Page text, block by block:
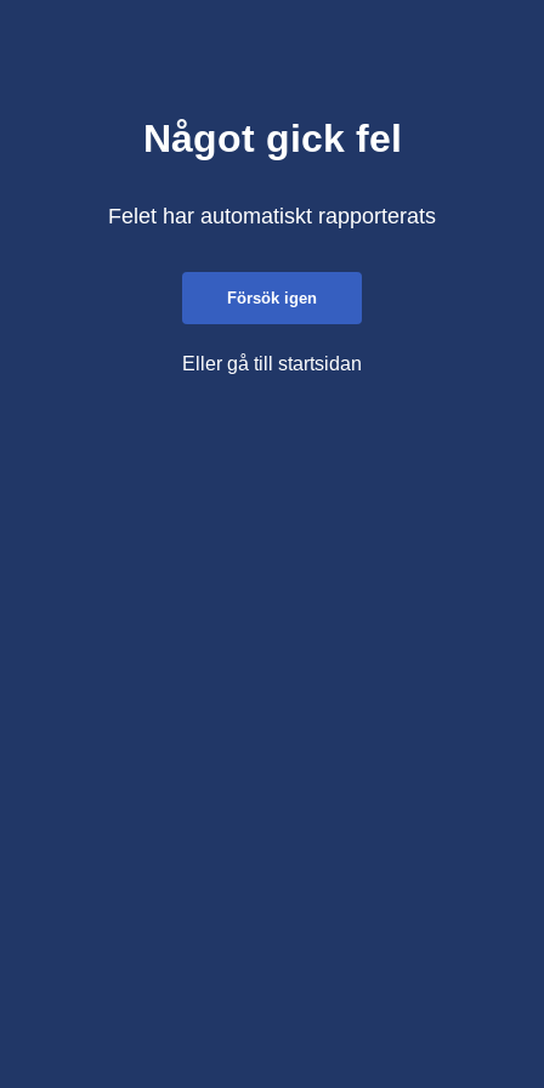
Något gick fel
Felet har automatiskt rapporterats
Försök igen
Eller gå till startsidan